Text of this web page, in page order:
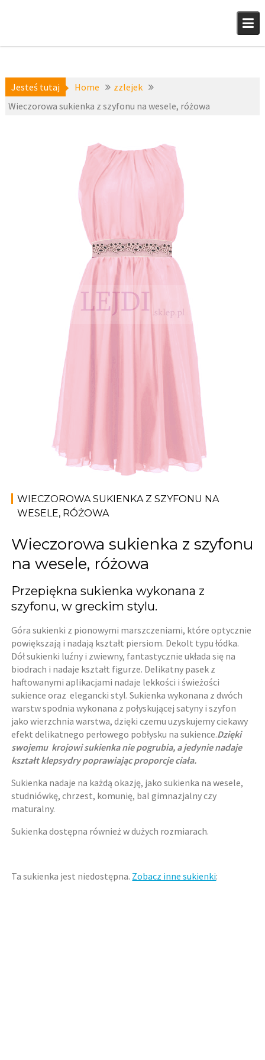
Jesteś tutaj Home
zzlejek
Wieczorowa sukienka z szyfonu na wesele, różowa
sierpnia
2015
zzlejek
WIECZOROWA SUKIENKA Z SZYFONU NA
WESELE, RÓŻOWA
Wieczorowa sukienka z szyfonu
na wesele, różowa
Przepiękna sukienka wykonana z
szyfonu, w greckim stylu.
Góra sukienki z pionowymi marszczeniami, które optycznie
powiększają i nadają kształt piersiom. Dekolt typu łódka.
Dół sukienki luźny i zwiewny, fantastycznie układa się na
biodrach i nadaje kształt figurze. Delikatny pasek z
haftowanymi aplikacjami nadaje lekkości i świeżości
sukience oraz elegancki styl. Sukienka wykonana z dwóch
warstw spodnia wykonana z połyskującej satyny i szyfon
jako wierzchnia warstwa, dzięki czemu uzyskujemy ciekawy
efekt delikatnego perłowego pobłysku na sukience.Dzięki
swojemu krojowi sukienka nie pogrubia, a jedynie nadaje
kształt klepsydry poprawiając proporcje ciała.
Sukienka nadaje na każdą okazję, jako sukienka na wesele,
studniówkę, chrzest, komunię, bal gimnazjalny czy
maturalny.
Sukienka dostępna również w dużych rozmiarach.
Ta sukienka jest niedostępna. Zobacz inne sukienki: